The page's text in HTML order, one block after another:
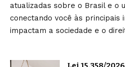
atualizadas sobre o Brasil e o
conectando você às principais
impactam a sociedade e o